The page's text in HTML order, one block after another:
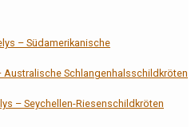
– Südamerikanische
Australische Schlangenhalsschildkröten
– Seychellen-Riesenschildkröten